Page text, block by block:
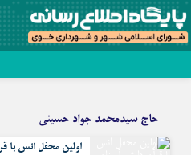
سروش
حاج سیدمحمد جواد حسینی
اولین محفل انس با